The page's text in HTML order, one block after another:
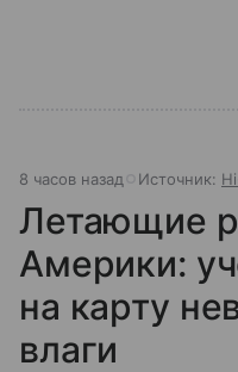
8 часов назад Источник:
Летающие
Америки:
на карту
влаги